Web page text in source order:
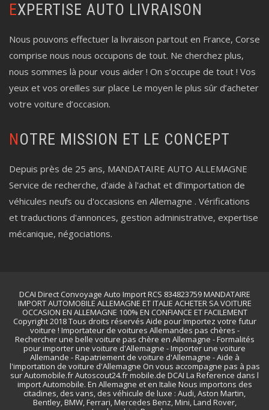
EXPERTISE AUTO LIVRAISON
Nous pouvons effectuer la livraison partout en France, Corse
comprise nous nous occupons de tout. Ne cherchez plus,
nous sommes là pour vous aider ! On s’occupe de tout ! Vos
yeux et vos oreilles sur place Le moyen le plus sûr d’acheter
votre voiture d’occasion.
NOTRE MISSION ET LE CONCEPT
Depuis près de 25 ans, MANDATAIRE AUTO ALLEMAGNE
Service de recherche, d'aide à l'achat et dl'importation de
véhicules neufs ou d'occasions en Allemagne . Vérifications
et traductions d'annonces, gestion administrative, expertise
mécanique, négociations.
DCAI Direct Convoyage Auto Import RCS 834823759 MANDATAIRE
IMPORT AUTOMOBILE ALLEMAGNE ET ITALIE ACHETER SA VOITURE
OCCASION EN ALLEMAGNE 100% EN CONFIANCE ET FACILEMENT
Copyright 2018 Tous droits réservés Aide pour Importez votre futur
voiture ! Importateur de voitures Allemandes pas chères -
Rechercher une belle voiture pas chère en Allemagne - Formalités
pour importer une voiture d'Allemagne - Importer une voiture
Allemande - Rapatriement de voiture d'Allemagne - Aide à
l'importation de voiture d'Allemagne On vous accompagne pas à pas
sur Automobile.fr Autoscout24.fr mobile.de DCAI La Reference dans l
import Automobile. En Allemagne et en Italie Nous importons des
citadines, des vans, des véhicule de luxe : Audi, Aston Martin,
Bentley, BMW, Ferrari, Mercedes Benz, Mini, Land Rover,